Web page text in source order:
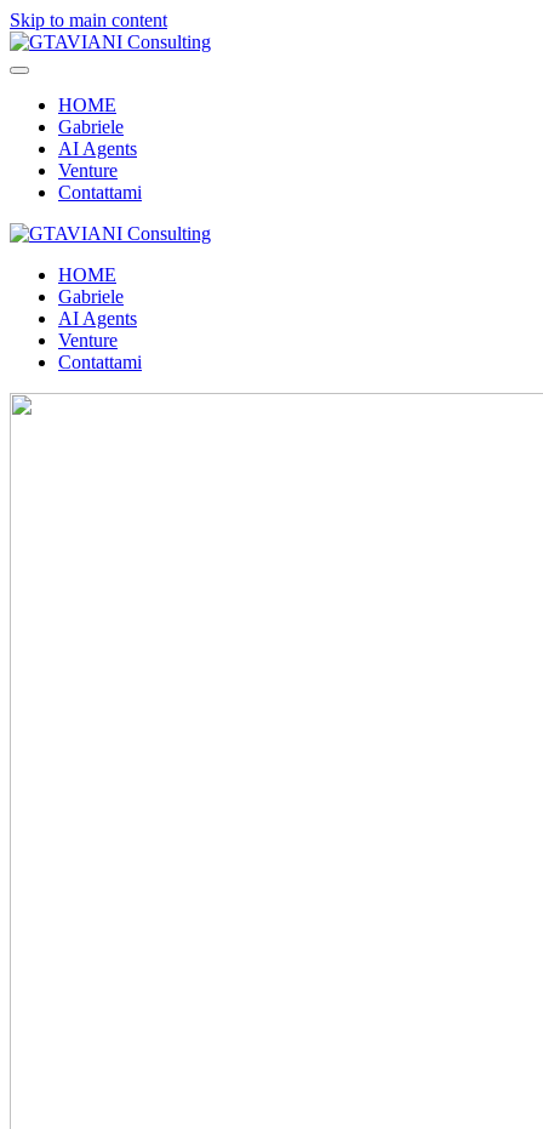
Skip to main content
HOME
Gabriele
AI Agents
Venture
Contattami
HOME
Gabriele
AI Agents
Venture
Contattami